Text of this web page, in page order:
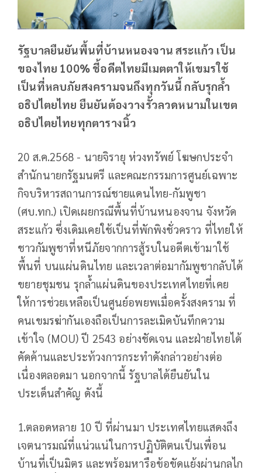
รัฐบาลยืนยันพื้นที่บ้านหนองจาน สระแก้ว เป็น
ของไทย 100% ชี้อดีตไทยมีเมตตาให้เขมรใช้
เป็นที่หลบภัยสงครามจนถึงทุกวันนี้ กลับรุกล้ำ
อธิปไตยไทย ยืนยันต้องวางรั้วลวดหนามในเขต
อธิปไตยไทยทุกตารางนิ้ว
20 ส.ค.2568 - นายจิรายุ ห่วงทรัพย์ โฆษกประจำ
สำนักนายกรัฐมนตรี และคณะกรรมการศูนย์เฉพาะ
กิจบริหารสถานการณ์ชายแดนไทย-กัมพูชา
(ศบ.ทก.) เปิดเผยกรณีพื้นที่บ้านหนองจาน จังหวัด
สระแก้ว ซึ่งเดิมเคยใช้เป็นที่พักพิงชั่วคราว ที่ไทยให้
ชาวกัมพูชาที่หนีภัยจากการสู้รบในอดีตเข้ามาใช้
พื้นที่ บนแผ่นดินไทย และเวลาต่อมากัมพูชากลับได้
ขยายชุมชน รุกล้ำแผ่นดินของประเทศไทยที่เคย
ให้การช่วยเหลือเป็นศูนย์อพยพเมื่อครั้งสงคราม ที่
คนเขมรฆ่ากันเองถือเป็นการละเมิดบันทึกความ
เข้าใจ (MOU) ปี 2543 อย่างชัดเจน และฝ่ายไทยได้
คัดค้านและประท้วงการกระทำดังกล่าวอย่างต่อ
เนื่องตลอดมา นอกจากนี้ รัฐบาลได้ยืนยันใน
ประเด็นสำคัญ ดังนี้
1.ตลอดหลาย 10 ปี ที่ผ่านมา ประเทศไทยแสดงถึง
เจตนารมณ์ที่แน่วแน่ในการปฏิบัติตนเป็นเพื่อน
บ้านที่เป็นมิตร และพร้อมหารือข้อขัดแย้งผ่านกลไก